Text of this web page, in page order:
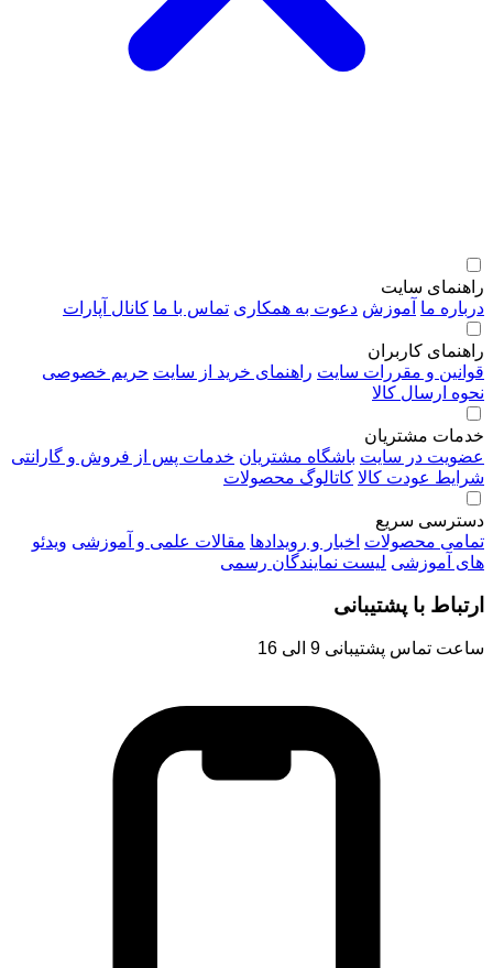
راهنمای سایت
درباره ما آموزش دعوت به همکاری تماس با ما کانال آپارات
راهنمای کاربران
قوانین و مقررات سایت راهنمای خرید از سایت حریم خصوصی
نحوه ارسال کالا
خدمات مشتریان
عضویت در سایت باشگاه مشتریان خدمات پس از فروش و گارانتی
شرایط عودت کالا کاتالوگ محصولات
دسترسی سریع
تمامی محصولات اخبار و رویدادها مقالات علمی و آموزشی ویدئو
های آموزشی لیست نمایندگان رسمی
ارتباط با پشتیبانی
ساعت تماس پشتیبانی 9 الی 16